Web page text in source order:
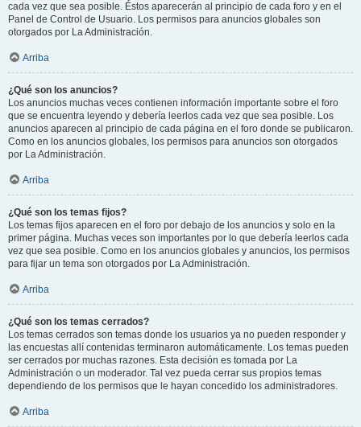
cada vez que sea posible. Éstos aparecerán al principio de cada foro y en el
Panel de Control de Usuario. Los permisos para anuncios globales son
otorgados por La Administración.
Arriba
¿Qué son los anuncios?
Los anuncios muchas veces contienen información importante sobre el foro
que se encuentra leyendo y debería leerlos cada vez que sea posible. Los
anuncios aparecen al principio de cada página en el foro donde se publicaron.
Como en los anuncios globales, los permisos para anuncios son otorgados
por La Administración.
Arriba
¿Qué son los temas fijos?
Los temas fijos aparecen en el foro por debajo de los anuncios y solo en la
primer página. Muchas veces son importantes por lo que debería leerlos cada
vez que sea posible. Como en los anuncios globales y anuncios, los permisos
para fijar un tema son otorgados por La Administración.
Arriba
¿Qué son los temas cerrados?
Los temas cerrados son temas donde los usuarios ya no pueden responder y
las encuestas allí contenidas terminaron automáticamente. Los temas pueden
ser cerrados por muchas razones. Esta decisión es tomada por La
Administración o un moderador. Tal vez pueda cerrar sus propios temas
dependiendo de los permisos que le hayan concedido los administradores.
Arriba